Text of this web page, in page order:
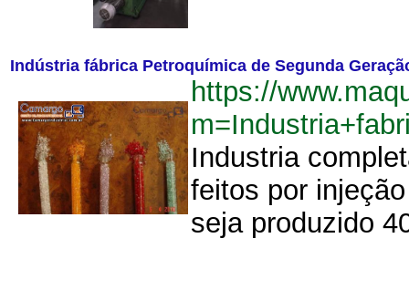
Indústria fábrica Petroquímica de Segunda
https://
Industria
feitos por
seja produzido